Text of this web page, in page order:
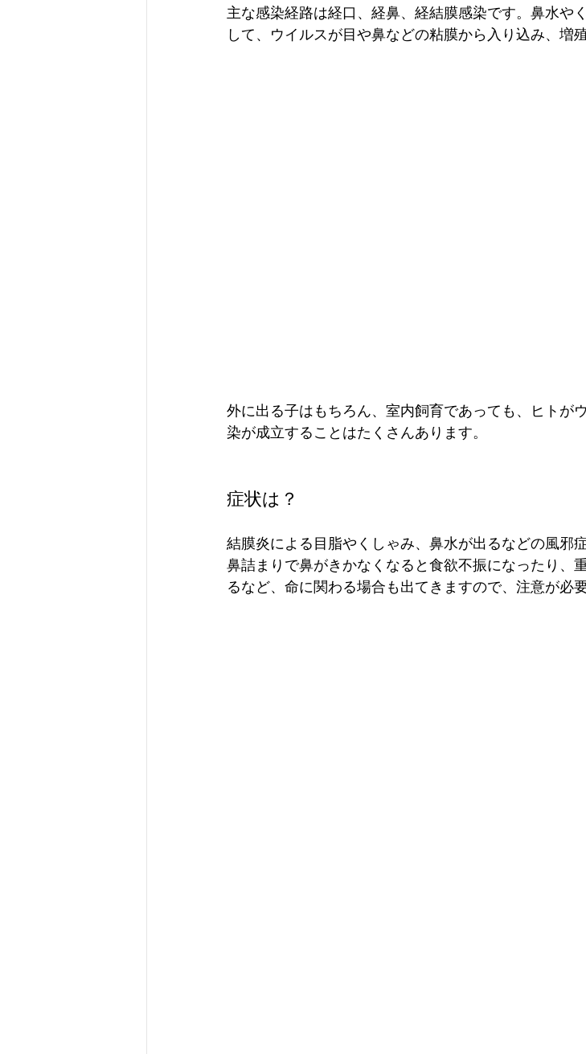
主な感染経路は経口、経鼻、経結膜感染です。鼻水や
して、ウイルスが目や鼻などの粘膜から入り込み、増
外に出る子はもちろん、室内飼育であっても、ヒトが
染が成立することはたくさんあります。
症状は？
結膜炎による目脂やくしゃみ、鼻水が出るなどの風邪
鼻詰まりで鼻がきかなくなると食欲不振になったり、
るなど、命に関わる場合も出てきますので、注意が必要